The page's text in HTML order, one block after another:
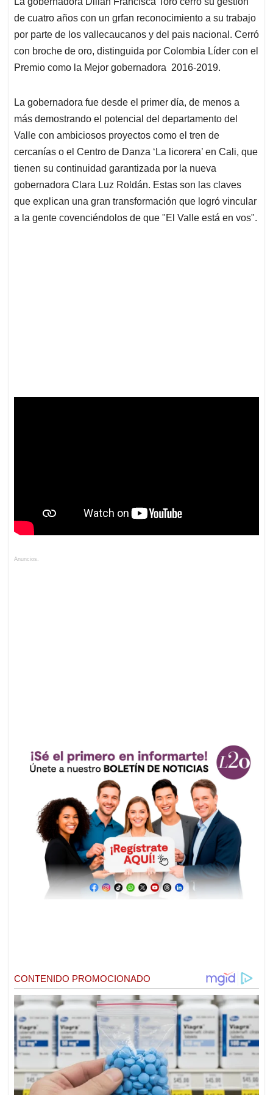
s
A
p
p
b
o
o
k
e
d
I
n
l
a
d
s
de cuatro años con un grfan reconocimiento a su trabajo
por parte de los vallecaucanos y del pais nacional. Cerró
con broche de oro, distinguida por Colombia Líder con el
Premio como la Mejor gobernadora 2016-2019.
La gobernadora fue desde el primer día, de menos a
más demostrando el potencial del departamento del
Valle con ambiciosos proyectos como el tren de
cercanías o el Centro de Danza ‘La licorera’ en Cali, que
tienen su continuidad garantizada por la nueva
gobernadora Clara Luz Roldán. Estas son las claves
que explican una gran transformación que logró vincular
a la gente covenciéndolos de que "El Valle está en vos".
Anuncios.